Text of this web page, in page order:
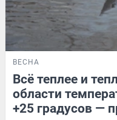
ВЕСНА
Всё теплее и
области
+25 градусов —